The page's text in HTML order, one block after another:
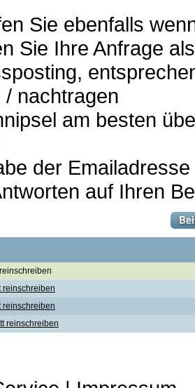
Sie ebenfalls
Sie Ihre Anfrage
/ nachtragen
am besten
der
auf Ihren
reinschreiben
reinschreiben
reinschreiben